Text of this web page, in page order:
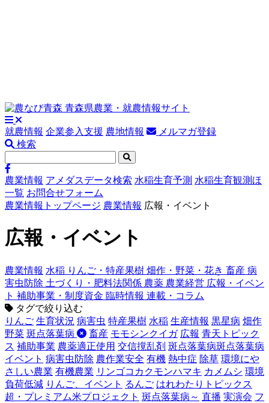
就農情報 企業参入支援 農地情報
メルマガ登録
検索
農業情報 アメダスデータ検索 水稲生育予測 水稲生育観測ほ
一覧 お問合せフォーム
農業情報トップページ 農業情報 広報・イベント
広報・イベント
農業情報 水稲 りんご・特産果樹 畑作・野菜・花き 畜産 病
害虫防除 土づくり・肥料法関係 農薬 農業経営 広報・イベン
ト 補助事業・制度資金 臨時情報 連載・コラム
タグで絞り込む
りんご 生育状況 病害虫 特産果樹 水稲 生産情報 黒星病 畑作
野菜 斑点落葉病 畜産 モモシンクイガ 広報 青天トピック
ス 補助事業 農薬適正使用 交信撹乱剤 斑点落葉病斑点落葉病
イベント 病害虫防除 農作業安全 有機 熱中症 除草 環境にや
さしい農業 有機農業 リンゴコカクモンハマキ カメムシ 環境
負荷低減 りんご、イベント るんご はれわたりトピックス
超・プレミアム米プロジェクト 斑点落葉病～ 直播 実演会 フ